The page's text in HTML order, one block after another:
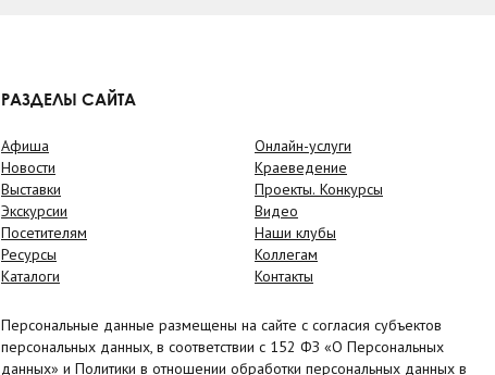
РАЗДЕЛЫ САЙТА
Афиша
Новости
Выставки
Экскурсии
Посетителям
Ресурсы
Каталоги
Онлайн-услуги
Краеведение
Проекты. Конкурсы
Видео
Наши клубы
Коллегам
Контакты
Персональные данные размещены на сайте с согласия субъектов
персональных данных, в соответствии с 152 ФЗ «О Персональных
данных» и Политики в отношении обработки персональных данных в